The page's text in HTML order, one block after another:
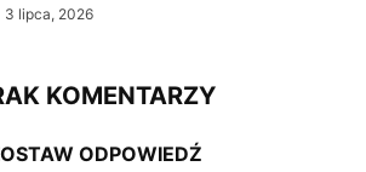
3 lipca, 2026
KOMENTARZY
ODPOWIEDŹ